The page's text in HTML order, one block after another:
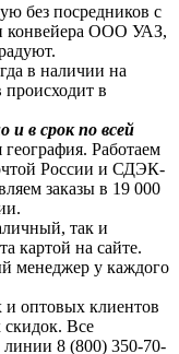
без посредников с
конвейера ООО УАЗ,
в наличии на
происходит в
и в срок по всей
Работаем
России и СДЭК-
заказы в 19 000
так и
картой на сайте.
менеджер у каждого
оптовых клиентов
скидок. Все
линии 8 (800) 350-70-